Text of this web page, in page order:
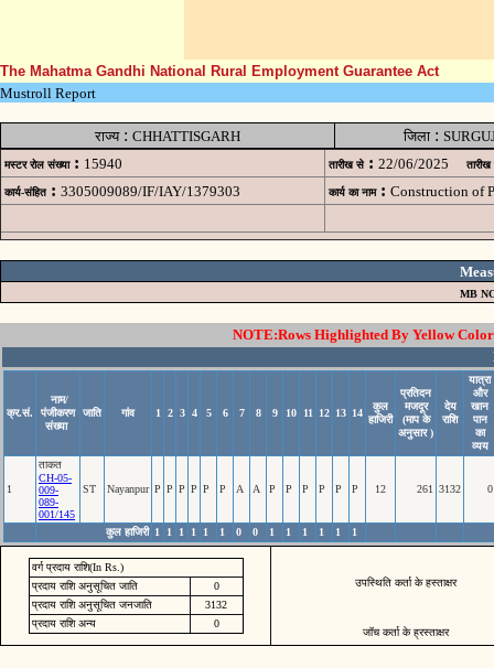
The Mahatma Gandhi National Rural Employment Guarantee Act
Mustroll Report
राज्य: CHHATTISGARH जिला:
मस्टर रोल संख्या : 15940 तारीख से : 22/06/2025 तारीख
कार्य-संहित : 3305009089/IF/IAY/1379303 कार्य का नाम : Construction of
MB
NOTE:Rows Highlighted By Yellow
क्र.सं.
नाम/
पंजीकरण
संख्या
जाति गांव 1 2 3 4 5 6 7 8 9 10 11 12 13 14
कुल
हाजिरी
प्रतिदन
मजदूर
(माप के
अनुसार )
देय
राशि
यात्रा
और
खान
पान
का
व्यय
1
ताकत
CH-05-
009-
089-
001/145
ST Nayanpur P P P P P P A A P P P P P P 12 261 3132 0
कुल हाजिरी 1 1 1 1 1 1 0 0 1 1 1 1 1 1
वर्ग प्रदाय राशि(In Rs.)
प्रदाय राशि अनुसूचित जाति
0
प्रदाय राशि अनुसूचित जनजाति
3132
प्रदाय राशि अन्य
0
उपस्थिति कर्ता के हस्ताक्षर
जॉच कर्ता के ह्रस्ताक्षर